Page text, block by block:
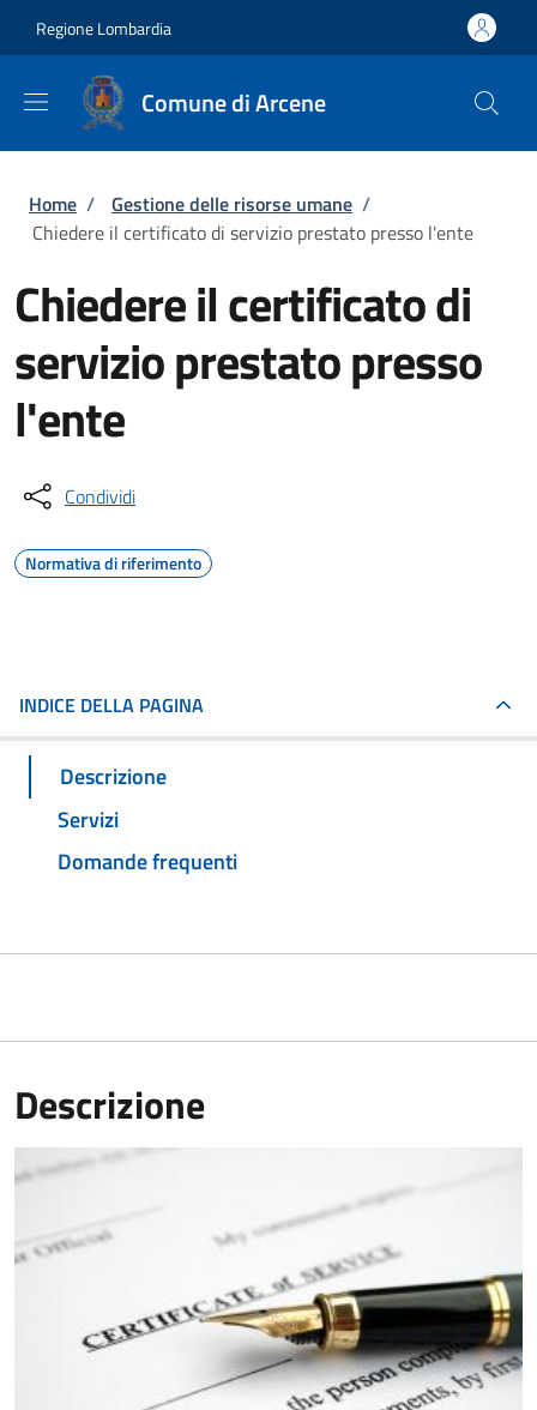
Regione Lombardia
Comune di Arcene
Briciole di pane
Home / Gestione delle risorse umane /
Chiedere il certificato di servizio prestato presso l'ente
Chiedere il certificato di
servizio prestato presso
l'ente
Condividi
Normativa di riferimento
INDICE DELLA PAGINA
Descrizione
Servizi
Domande frequenti
Descrizione